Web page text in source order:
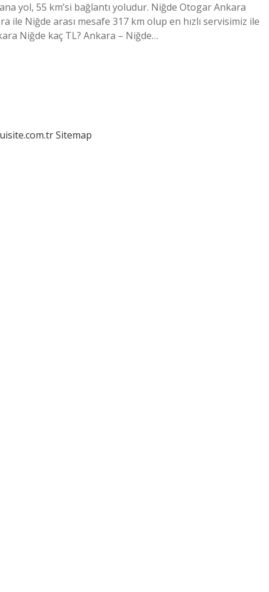
yol, 55 km’si bağlantı yoludur. Niğde Otogar Ankara
ile Niğde arası mesafe 317 km olup en hızlı servisimiz ile
Niğde kaç TL? Ankara – Niğde…
Sitemap